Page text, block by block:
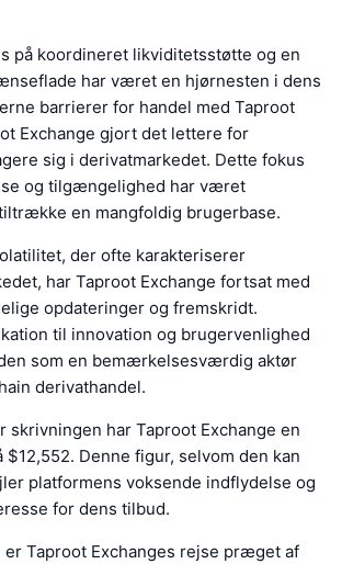
på koordineret likviditetsstøtte og en
har været en hjørnesten i dens
barrierer for handel med Taproot
Exchange gjort det lettere for
sig i derivatmarkedet. Dette fokus
og tilgængelighed har været
en mangfoldig brugerbase.
der ofte karakteriserer
har Taproot Exchange fortsat med
opdateringer og fremskridt.
til innovation og brugervenlighed
som en bemærkelsesværdig aktør
derivathandel.
skrivningen har Taproot Exchange en
Denne figur, selvom den kan
platformens voksende indflydelse og
for dens tilbud.
er Taproot Exchanges rejse præget af